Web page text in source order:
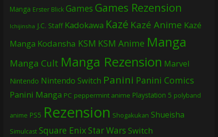
Manga Erster Blick Games Games Rezension
Ichijinsha J.C. Staff Kadokawa Kazé Kazé Anime Kazé
Manga Kodansha KSM KSM Anime Manga
Manga Cult Manga Rezension Marvel
Nintendo Nintendo Switch Panini Panini Comics
Panini Manga PC peppermint anime Playstation 5 polyband
anime PS5 Rezension Shogakukan Shueisha
Simulcast Square EnixStar Wars Switch